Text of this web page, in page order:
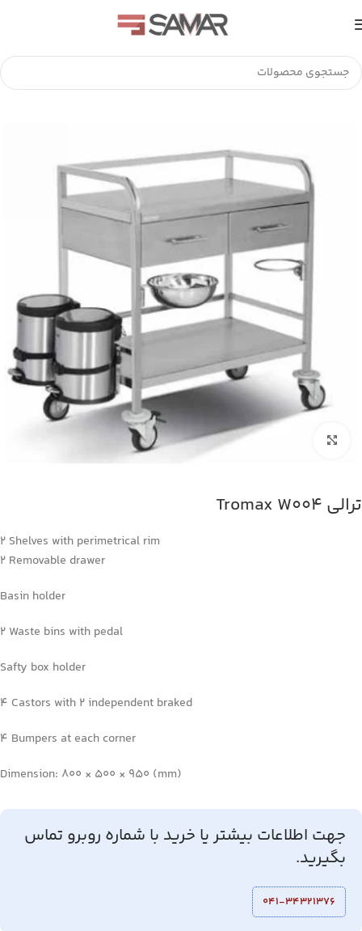
خانه تجهیزات استیل ترالی بیمارستانی
بزرگنمایی تصویر
ترالی Tromax W004
2 Shelves with perimetrical rim
2 Removable drawer
Basin holder
2 Waste bins with pedal
Safty box holder
4 Castors with 2 independent braked
4 Bumpers at each corner
Dimension: 800 × 500 × 950 (mm)
جهت اطلاعات بیشتر یا خرید با شماره روبرو تماس
بگیرید.
041-34321376